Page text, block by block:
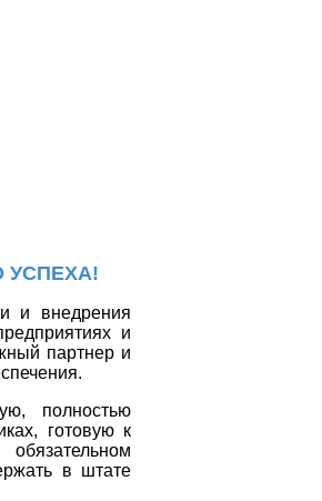
УСПЕХА!
и внедрения
и
партнер и
полностью
готовую к
в штате